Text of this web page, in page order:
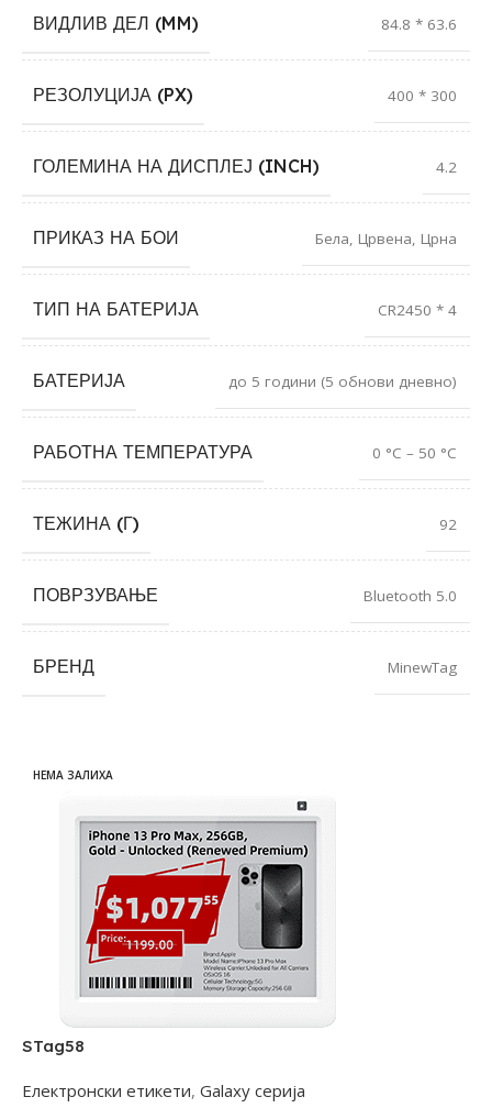
ВИДЛИВ ДЕЛ (MM) 84.8 * 63.6
РЕЗОЛУЦИЈА (PX) 400 * 300
ГОЛЕМИНА НА ДИСПЛЕЈ (INCH) 4.2
ПРИКАЗ НА БОИ Бела Црвена Црна
ТИП НА БАТЕРИЈА CR2450 * 4
БАТЕРИЈА до 5 години (5 обнови дневно)
РАБОТНА ТЕМПЕРАТУРА 0 °C – 50 °C
ТЕЖИНА (Г) 92
ПОВРЗУВАЊЕ Bluetooth 5.0
БРЕНД MinewTag
НЕМА ЗАЛИХА
STag58
Електронски етикети, Galaxy серија